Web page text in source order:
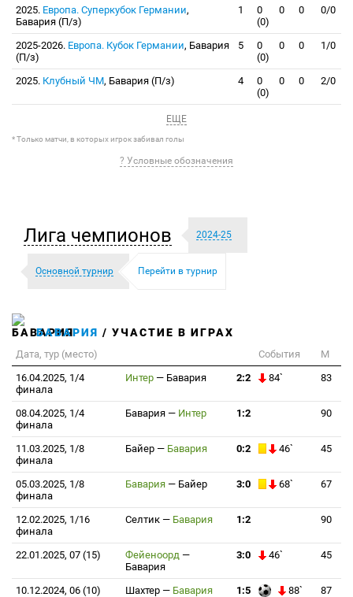
2025. Европа. Суперкубок Германии,
Бавария (П/з)
1
0
(0)
0 0 0/0
2025-2026. Европа. Кубок Германии, Бавария
(П/з)
5
0
(0)
0 0 1/0
2025. Клубный ЧМ, Бавария (П/з) 4
0
(0)
0 0 2/0
ЕЩЕ
* Только матчи, в которых игрок забивал голы
? Условные обозначения
Лига чемпионов 2024-25
Основной турнир Перейти в турнир
БАВАРИЯ / УЧАСТИЕ В ИГРАХ
Дата, тур (место) События
М
16.04.2025, 1/4
финала
Интер — Бавария 2:2 84` 83
08.04.2025, 1/4
финала
Бавария — Интер 1:2 90
11.03.2025, 1/8
финала
Байер — Бавария 0:2 46` 45
05.03.2025, 1/8
финала
Бавария — Байер 3:0 68` 67
12.02.2025, 1/16
финала
Селтик — Бавария 1:2 90
22.01.2025, 07 (15) Фейеноорд —
Бавария
3:0 46` 45
10.12.2024, 06 (10) Шахтер — Бавария 1:5 88` 87